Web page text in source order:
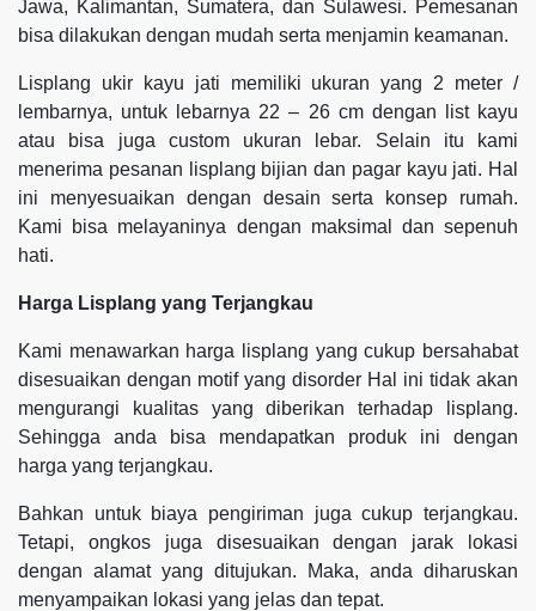
Jawa, Kalimantan, Sumatera, dan Sulawesi. Pemesanan
bisa dilakukan dengan mudah serta menjamin keamanan.
Lisplang ukir kayu jati memiliki ukuran yang 2 meter /
lembarnya, untuk lebarnya 22 – 26 cm dengan list kayu
atau bisa juga custom ukuran lebar. Selain itu kami
menerima pesanan lisplang bijian dan pagar kayu jati. Hal
ini menyesuaikan dengan desain serta konsep rumah.
Kami bisa melayaninya dengan maksimal dan sepenuh
hati.
Harga Lisplang yang Terjangkau
Kami menawarkan harga lisplang yang cukup bersahabat
disesuaikan dengan motif yang disorder Hal ini tidak akan
mengurangi kualitas yang diberikan terhadap lisplang.
Sehingga anda bisa mendapatkan produk ini dengan
harga yang terjangkau.
Bahkan untuk biaya pengiriman juga cukup terjangkau.
Tetapi, ongkos juga disesuaikan dengan jarak lokasi
dengan alamat yang ditujukan. Maka, anda diharuskan
menyampaikan lokasi yang jelas dan tepat.